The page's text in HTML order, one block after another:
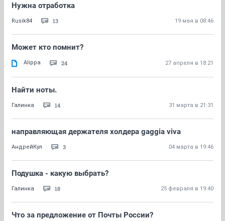
Нужна отработка
Rusik84 13 19 мая в 08:46
Может кто помнит?
Alippa 24 27 апреля в 18:21
Найти ноты.
Галинка 14 31 марта в 21:31
направляющая держателя холдера gaggia viva
АндрейКул 3 04 марта в 19:46
Подушка - какую выбрать?
Галинка 18 25 февраля в 19:40
Что за предложение от Почты России?